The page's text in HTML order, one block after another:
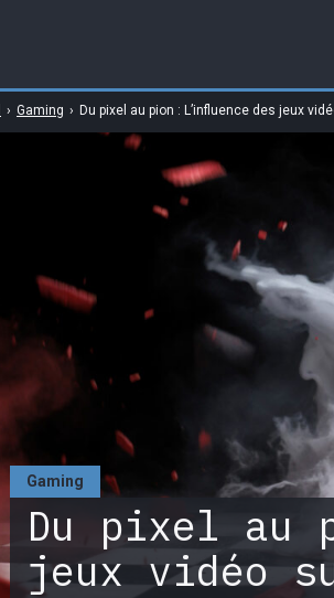
Gaming
Du pixel au
jeux vidéo
› Gaming › Du pixel au pion : L’influence des jeux